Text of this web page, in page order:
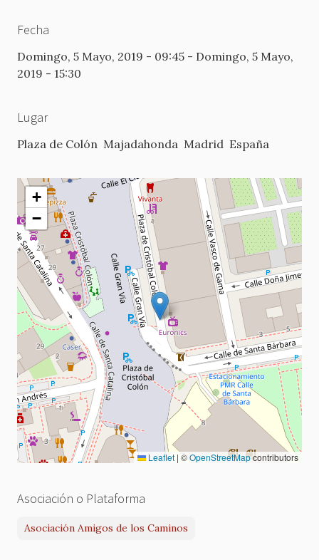
Fecha
Domingo, 5 Mayo, 2019 - 09:45 - Domingo, 5 Mayo,
2019 - 15:30
Lugar
Plaza de Colón Majadahonda Madrid España
+
−
Leaflet | ©OpenStreetMapcontributors
Asociación o Plataforma
Asociación Amigos de los Caminos